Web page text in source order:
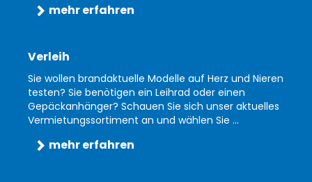
mehr erfahren
Verleih
Sie wollen brandaktuelle Modelle auf Herz und Nieren
testen? Sie benötigen ein Leihrad oder einen
Gepäckanhänger? Schauen Sie sich unser aktuelles
Vermietungssortiment an und wählen Sie ...
mehr erfahren